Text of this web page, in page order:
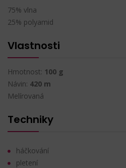
75% vlna
25% polyamid
Vlastnosti
Hmotnost: 100 g
Návin: 420 m
Melírovaná
Techniky
háčkování
pletení